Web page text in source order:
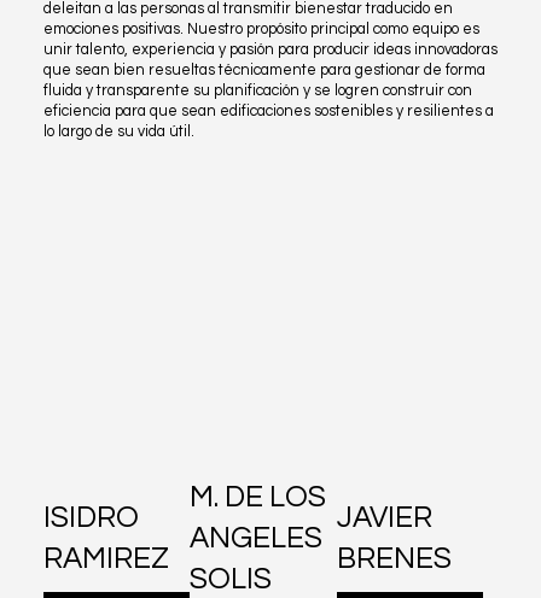
ISIDRO
RAMIREZ
M. DE LOS
ANGELES
SOLIS
JAVIER
BRENES
deleitan a las personas al transmitir bienestar traducido en
emociones positivas. Nuestro propósito principal como equipo es
unir talento, experiencia y pasión para producir ideas innovadoras
que sean bien resueltas técnicamente para gestionar de forma
fluida y transparente su planificación y se logren construir con
eficiencia para que sean edificaciones sostenibles y resilientes a
lo largo de su vida útil.